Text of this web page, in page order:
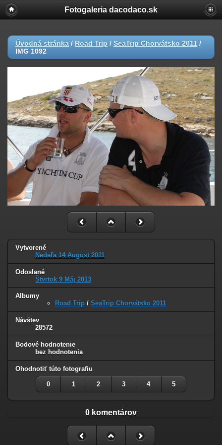
Fotogaleria dacodaco.sk
Úvodná stránka / Road Trip / SeaTrip Chorvátsko 2011 /
IMG 1092
Vytvorené
Nedeľa 14 August 2011
Odoslané
Štvrtok 9 Máj 2013
Albumy
Road Trip / SeaTrip Chorvátsko 2011
Návštev
28572
Bodové hodnotenie
bez hodnotenia
Ohodnotiť túto fotografiu
0 1 2 3 4 5
0 komentárov